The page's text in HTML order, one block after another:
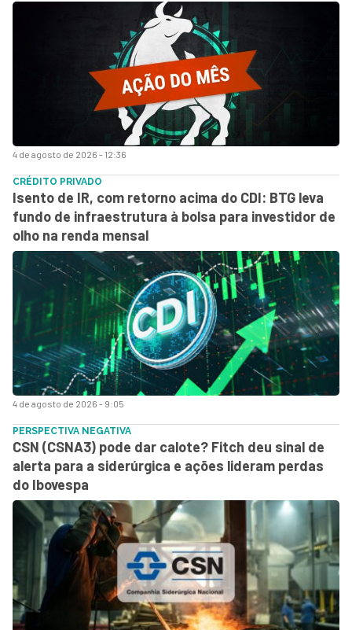
4 de agosto de 2026 - 12:36
4 de agosto de 2026 - 9:05
CRÉDITO PRIVADO
Isento de IR, com retorno acima do CDI: BTG leva
fundo de infraestrutura à bolsa para investidor de
olho na renda mensal
PERSPECTIVA NEGATIVA
CSN (CSNA3) pode dar calote? Fitch deu sinal de
alerta para a siderúrgica e ações lideram perdas
do Ibovespa